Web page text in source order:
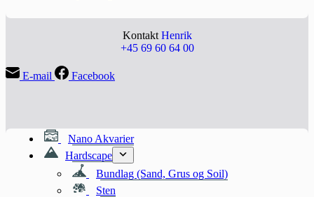
Kontakt Henrik
+45 69 60 64 00
E-mail Facebook
Nano Akvarier
Hardscape
Bundlag (Sand, Grus og Soil)
Sten